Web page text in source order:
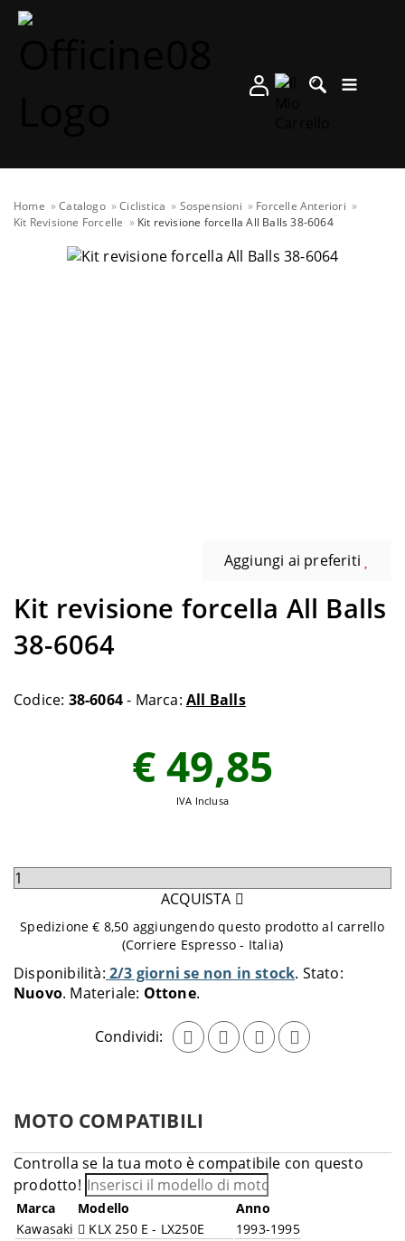
Home Catalogo Ciclistica Sospensioni
Forcelle Anteriori
Kit Revisione Forcelle
Kit revisione forcella All Balls 38-6064
Aggiungi ai preferiti
Kit revisione forcella All Balls
38-6064
Codice: 38-6064- Marca:All Balls
Disponibilità: 2/3 giorni se non in stock Stato:
Nuovo Materiale: Ottone
Condividi:
€ 49,85
IVA Inclusa
Seleziona
aggiungere
carrello
ACQUISTA
Spedizione € 8,50 aggiungendo questo prodotto al carrello
(Corriere Espresso - Italia)
MOTO COMPATIBILI
Controlla se la tua moto è compatibile con questo
prodotto!
Marca Modello
Anno
Kawasaki
KLX 250 E - LX250E
1993-1995